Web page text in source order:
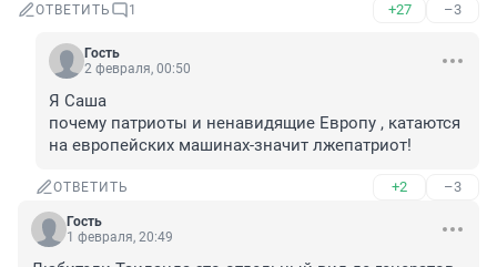
ОТВЕТИТЬ 1 +27 –3
Гость
2 февраля, 00:50
Я Саша
почему патриоты и ненавидящие Европу , катаются
на европейских машинах-значит лжепатриот!
ОТВЕТИТЬ +2 –3
Гость
1 февраля, 20:49